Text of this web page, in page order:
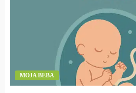
MOJA BEBA